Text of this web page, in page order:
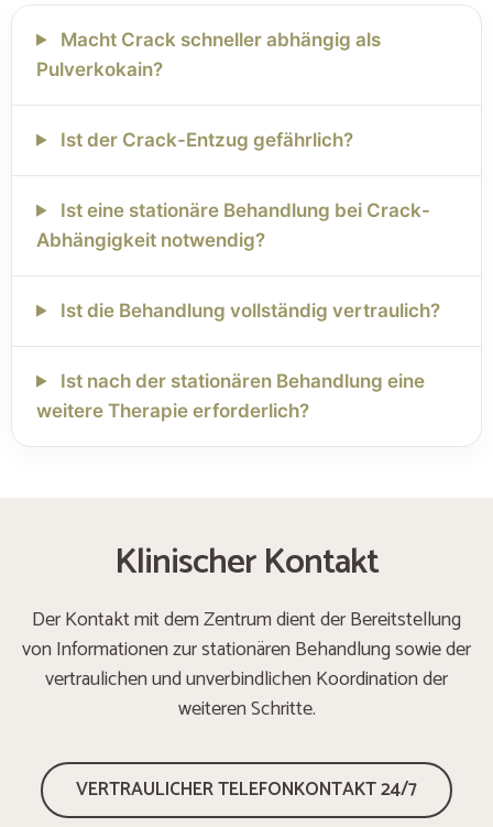
Macht Crack schneller abhängig als
Pulverkokain?
Ist der Crack-Entzug gefährlich?
Ist eine stationäre Behandlung bei Crack-
Abhängigkeit notwendig?
Ist die Behandlung vollständig vertraulich?
Ist nach der stationären Behandlung eine
weitere Therapie erforderlich?
Klinischer Kontakt
Der Kontakt mit dem Zentrum dient der Bereitstellung
von Informationen zur stationären Behandlung sowie der
vertraulichen und unverbindlichen Koordination der
weiteren Schritte.
VERTRAULICHER TELEFONKONTAKT 24/7